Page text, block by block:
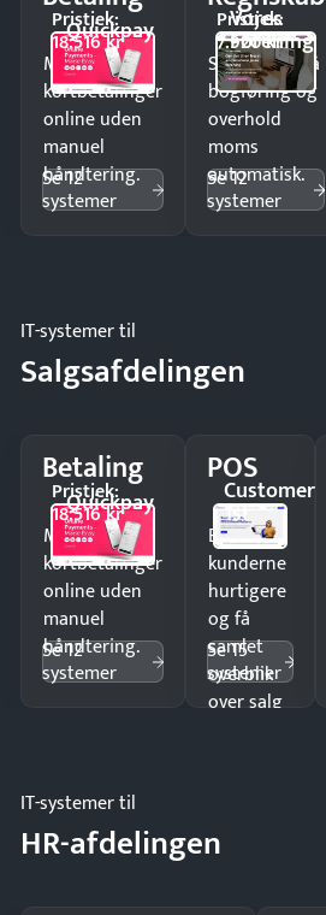
Quickpay
Pristjek:
18.516 kr
Modtag
kortbetalinger
online uden
manuel
håndtering.
Se 12
systemer
Vores
Forening
Pristjek:
7.920 kr
Spar timer på
bogføring og
overhold
moms
automatisk.
Se 12
systemer
IT-systemer til
Salgsafdelingen
Betaling
Quickpay
Pristjek:
18.516 kr
Modtag
kortbetalinger
online uden
manuel
håndtering.
Se 12
systemer
POS
Customer
1st
Ekspedér
kunderne
hurtigere
og få
samlet
overblik
over salg
Se 15
systemer
IT-systemer til
HR-afdelingen